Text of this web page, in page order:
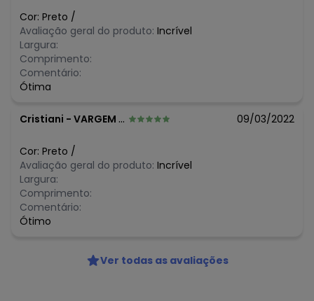
Cor: Preto /
Avaliação geral do produto: Incrível
Largura:
Comprimento:
Comentário:
Ótima
Cristiani - VARGEM ALTA - ES 09/03/2022
Cor: Preto /
Avaliação geral do produto: Incrível
Largura:
Comprimento:
Comentário:
Ótimo
Ver todas as avaliações